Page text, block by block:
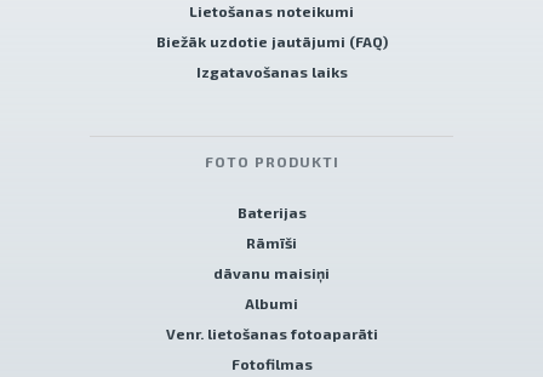
Lietošanas noteikumi
Biežāk uzdotie jautājumi (FAQ)
Izgatavošanas laiks
FOTO PRODUKTI
Baterijas
Rāmīši
dāvanu maisiņi
Albumi
Venr. lietošanas fotoaparāti
Fotofilmas